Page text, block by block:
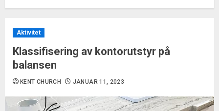
Aktivitet
Klassifisering av kontorutstyr på
balansen
KENT CHURCH JANUAR 11, 2023